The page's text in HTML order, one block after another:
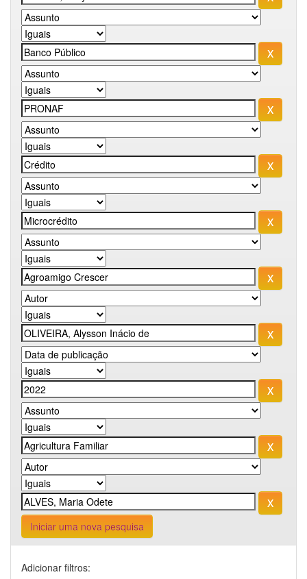
Iniciar uma nova pesquisa
Adicionar filtros: